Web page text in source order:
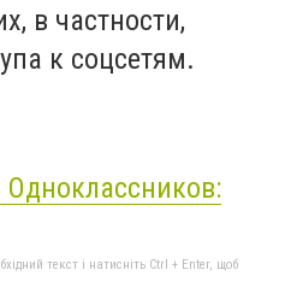
в частности,
к соцсетям.
Одноклассников:
текст і натисніть Ctrl + Enter, щоб